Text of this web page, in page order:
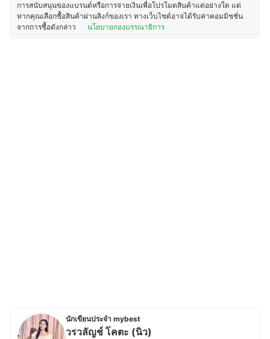
การสนับสนุนของแบรนด์หรือการจ่ายเงินเพื่อโปรโมตสินค้าแต่อย่างใด แต่
หากคุณเลือกซื้อสินค้าผ่านลิงก์ของเรา ทางเว็บไซต์อาจได้รับค่าคอมมิชชั่น
จากการซื้อดังกล่าว
นโยบายกองบรรณาธิการ
นักเขียนประจำ mybest
วรวลัญช์ โคตะ (นิว)